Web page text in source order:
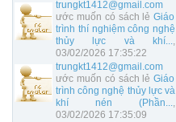
trungkt1412@gmail.com
ước muốn có sách lẻGiáo
trình thí nghiệm công nghệ
thủy lực và khí...,
03/02/2026 17:35:22
trungkt1412@gmail.com
ước muốn có sách lẻGiáo
trình công nghệ thủy lực và
khí nén (Phần...,
03/02/2026 17:35:09